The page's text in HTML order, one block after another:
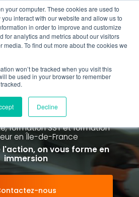
your computer. These cookies are used to
interact with our website and allow us to
in order to improve and customize
for analytics and metrics about our visitors
media. To find out more about the cookies we
won’t be tracked when you visit this
be used in your browser to remember
Decline
Rappel gratuit
la formation SST et
Incendie
Défense depuis 2015
formation SST et formation
en Île-de-France
l'action, on vous forme en
immersion
nous